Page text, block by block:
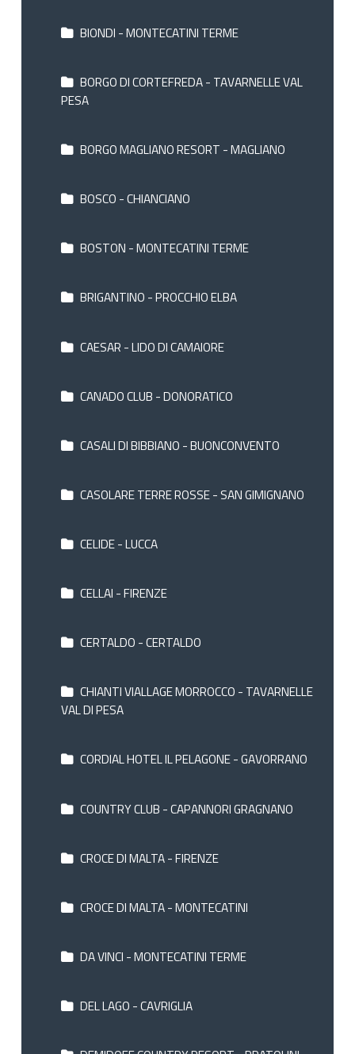
BIONDI - MONTECATINI TERME
BORGO DI CORTEFREDA - TAVARNELLE VAL
PESA
BORGO MAGLIANO RESORT - MAGLIANO
BOSCO - CHIANCIANO
BOSTON - MONTECATINI TERME
BRIGANTINO - PROCCHIO ELBA
CAESAR - LIDO DI CAMAIORE
CANADO CLUB - DONORATICO
CASALI DI BIBBIANO - BUONCONVENTO
CASOLARE TERRE ROSSE - SAN GIMIGNANO
CELIDE - LUCCA
CELLAI - FIRENZE
CERTALDO - CERTALDO
CHIANTI VIALLAGE MORROCCO - TAVARNELLE
VAL DI PESA
CORDIAL HOTEL IL PELAGONE - GAVORRANO
COUNTRY CLUB - CAPANNORI GRAGNANO
CROCE DI MALTA - FIRENZE
CROCE DI MALTA - MONTECATINI
DA VINCI - MONTECATINI TERME
DEL LAGO - CAVRIGLIA